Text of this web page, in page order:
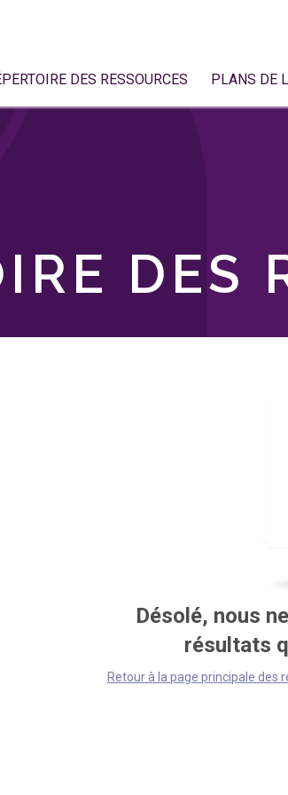
DES RESSOURCES PLANS DE
DES
Désolé, nous
résultats
Retour à la page principale des